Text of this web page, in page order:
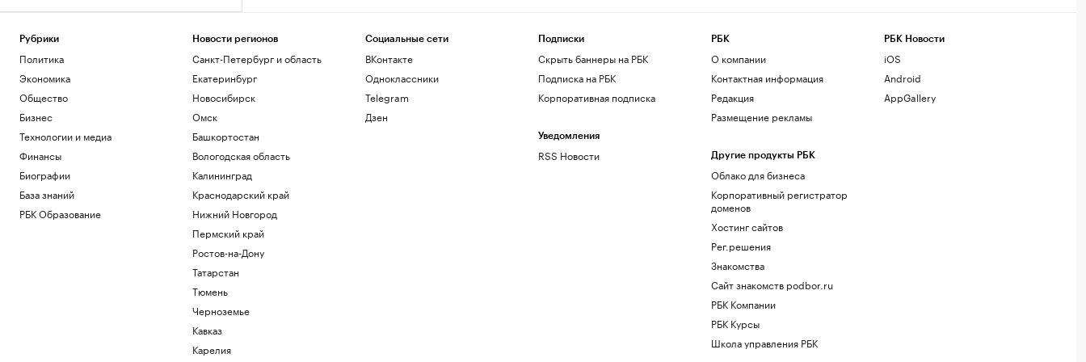
Рубрики
Политика
Экономика
Общество
Бизнес
Технологии и медиа
Финансы
Биографии
База знаний
РБК Образование
Новости регионов
Санкт-Петербург и область
Екатеринбург
Новосибирск
Омск
Башкортостан
Вологодская область
Калининград
Краснодарский край
Нижний Новгород
Пермский край
Ростов-на-Дону
Татарстан
Тюмень
Черноземье
Кавказ
Карелия
Социальные сети
ВКонтакте
Одноклассники
Telegram
Дзен
Подписки
Скрыть баннеры на РБК
Подписка на РБК
Корпоративная подписка
Уведомления
RSS Новости
РБК
О компании
Контактная информация
Редакция
Размещение рекламы
Другие продукты РБК
Облако для бизнеса
Корпоративный регистратор
доменов
Хостинг сайтов
Рег.решения
Знакомства
Сайт знакомств podbor.ru
РБК Компании
РБК Курсы
Школа управления РБК
РБК Новости
iOS
Android
AppGallery